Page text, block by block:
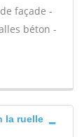
façade -
béton -
la ruelle